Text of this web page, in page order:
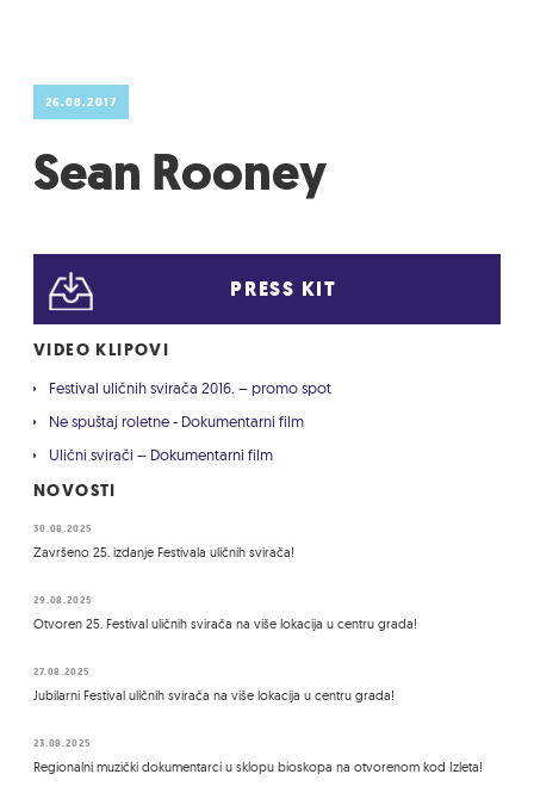
26.08.2017
Sean Rooney
PRESS KIT
VIDEO KLIPOVI
Festival uličnih svirača 2016. – promo spot
Ne spuštaj roletne - Dokumentarni film
Ulični svirači – Dokumentarni film
NOVOSTI
30.08.2025
Završeno 25. izdanje Festivala uličnih svirača!
29.08.2025
Otvoren 25. Festival uličnih svirača na više lokacija u centru grada!
27.08.2025
Jubilarni Festival uličnih svirača na više lokacija u centru grada!
23.08.2025
Regionalni muzički dokumentarci u sklopu bioskopa na otvorenom kod Izleta!